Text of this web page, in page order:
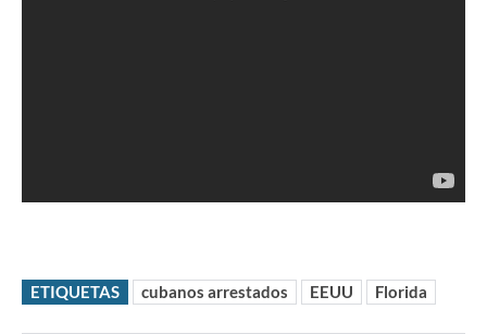
ETIQUETAS cubanos arrestados EEUU Florida